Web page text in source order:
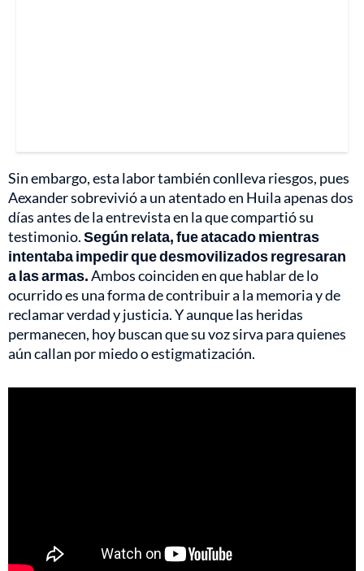
Sin embargo, esta labor también conlleva riesgos, pues
Aexander sobrevivió a un atentado en Huila apenas dos
días antes de la entrevista en la que compartió su
testimonio.Según relata, fue atacado mientras
intentaba impedir que desmovilizados regresaran
a las armas.Ambos coinciden en que hablar de lo
ocurrido es una forma de contribuir a la memoria y de
reclamar verdad y justicia. Y aunque las heridas
permanecen, hoy buscan que su voz sirva para quienes
aún callan por miedo o estigmatización.